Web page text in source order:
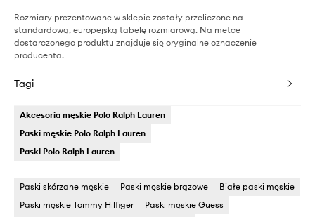
Rozmiary prezentowane w sklepie zostały przeliczone na
standardową, europejską tabelę rozmiarową. Na metce
dostarczonego produktu znajduje się oryginalne oznaczenie
producenta.
Tagi
Akcesoria męskie Polo Ralph Lauren
Paski męskie Polo Ralph Lauren
Paski Polo Ralph Lauren
Paski skórzane męskie Paski męskie brązowe
Białe paski męskie
Paski męskie Tommy Hilfiger
Paski męskie Guess